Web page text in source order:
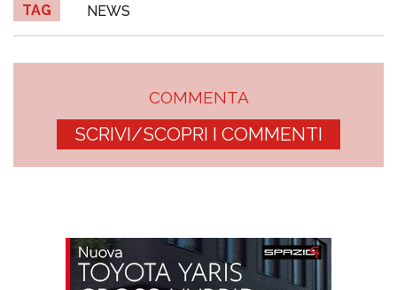
TAG NEWS
COMMENTA
SCRIVI/SCOPRI I COMMENTI